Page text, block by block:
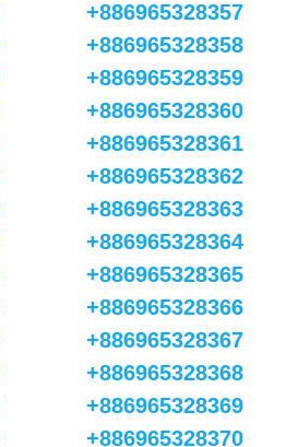
+886965328357
+886965328358
+886965328359
+886965328360
+886965328361
+886965328362
+886965328363
+886965328364
+886965328365
+886965328366
+886965328367
+886965328368
+886965328369
+886965328370